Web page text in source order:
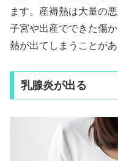
ます。産褥熱は大量の
子宮や出産でできた傷
熱が出てしまうことがあ
乳腺炎が出る